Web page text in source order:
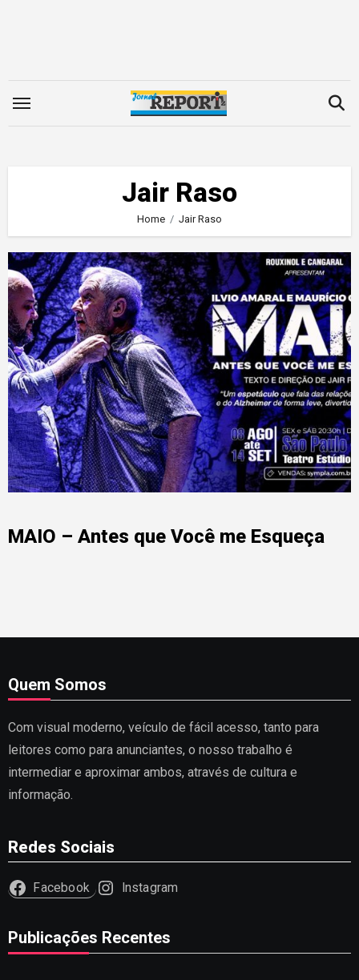
Jair Raso
Home Jair Raso
MAIO – Antes que Você me Esqueça
Quem Somos
Com visual moderno, veículo de fácil acesso, tanto para
leitores como para anunciantes, o nosso trabalho é
intermediar e aproximar ambos, através de cultura e
informação.
Redes Sociais
Facebook Instagram
Publicações Recentes